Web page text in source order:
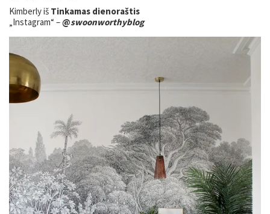
Kimberly iš Tinkamas dienoraštis
„Instagram“ –@swoonworthyblog